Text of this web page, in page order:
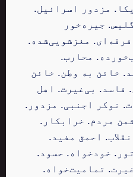
مزدور اسرائیل.
جیره‌خور
مغزشویی‌شده.
محارب.
خائن به وطن. خائن
فاسد. بی‌غیرت. اهل
نوکر اجنبی. مزدور.
مردم. خرابکار.
احمق مفید.
خودخواه. حسود.
تمامیت‌خواه.